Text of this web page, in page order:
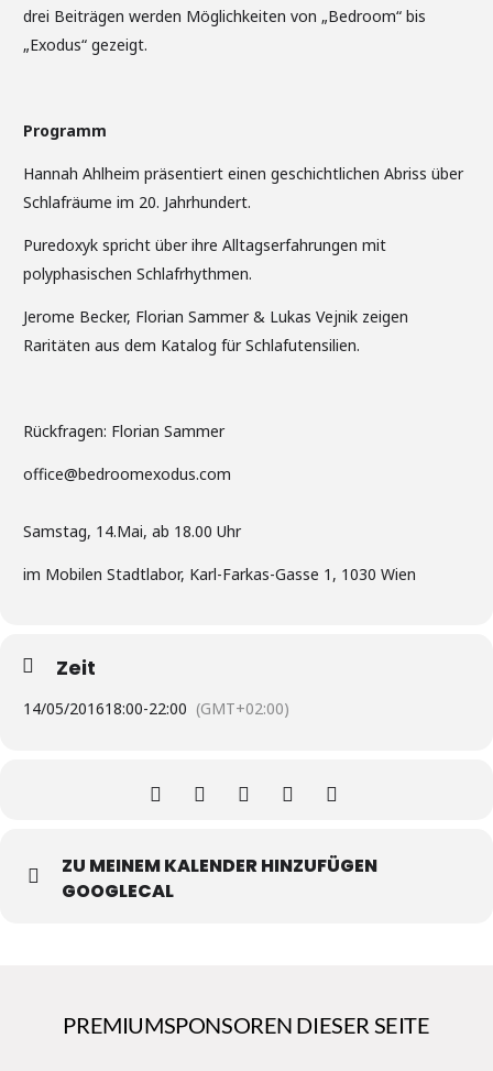
drei Beiträgen werden Möglichkeiten von „Bedroom“ bis
„Exodus“ gezeigt.
Programm
Hannah Ahlheim präsentiert einen geschichtlichen Abriss über
Schlafräume im 20. Jahrhundert.
Puredoxyk spricht über ihre Alltagserfahrungen mit
polyphasischen Schlafrhythmen.
Jerome Becker, Florian Sammer & Lukas Vejnik zeigen
Raritäten aus dem Katalog für Schlafutensilien.
Rückfragen: Florian Sammer
office@bedroomexodus.com
Samstag, 14.Mai, ab 18.00 Uhr
im Mobilen Stadtlabor, Karl-Farkas-Gasse 1, 1030 Wien
Zeit
14/05/201618:00-22:00 (GMT+02:00)
ZU MEINEM KALENDER HINZUFÜGEN
GOOGLECAL
PREMIUMSPONSOREN DIESER SEITE